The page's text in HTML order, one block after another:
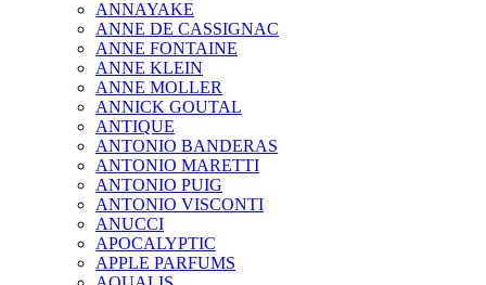
ANNAYAKE
ANNE DE CASSIGNAC
ANNE FONTAINE
ANNE KLEIN
ANNE MOLLER
ANNICK GOUTAL
ANTIQUE
ANTONIO BANDERAS
ANTONIO MARETTI
ANTONIO PUIG
ANTONIO VISCONTI
ANUCCI
APOCALYPTIC
APPLE PARFUMS